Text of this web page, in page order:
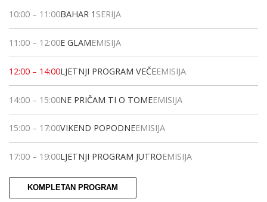
10:00 – 11:00BAHAR 1 SERIJA
11:00 – 12:00E GLAMEMISIJA
12:00 – 14:00LJETNJI PROGRAM VEČEEMISIJA
14:00 – 15:00NE PRIČAM TI O TOMEEMISIJA
15:00 – 17:00VIKEND POPODNEEMISIJA
17:00 – 19:00LJETNJI PROGRAM JUTROEMISIJA
KOMPLETAN PROGRAM